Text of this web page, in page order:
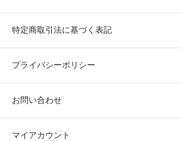
特定商取引法に基づく表記
プライバシーポリシー
お問い合わせ
マイアカウント